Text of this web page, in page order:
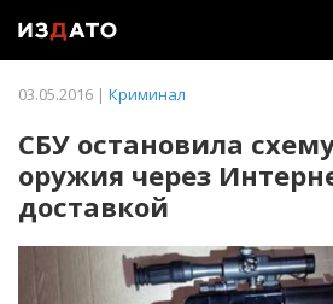
03.05.2016 | Криминал
СБУ остановила
оружия через
доставкой